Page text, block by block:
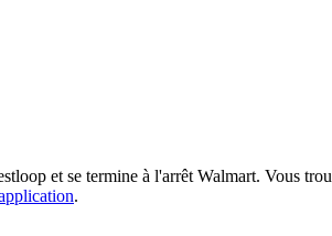
et se termine à l'arrêt Walmart. Vous
.